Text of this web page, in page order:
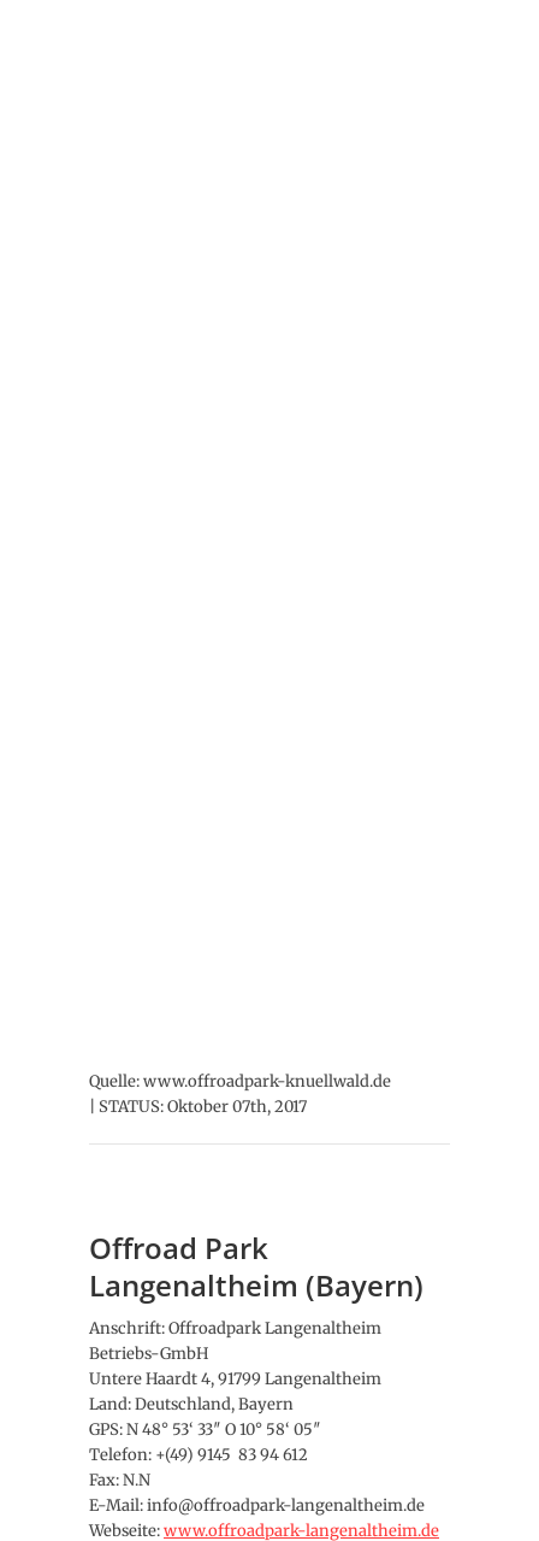
Quelle: www.offroadpark-knuellwald.de
| STATUS: Oktober 07th, 2017
Offroad Park
Langenaltheim (Bayern)
Anschrift: Offroadpark Langenaltheim
Betriebs-GmbH
Untere Haardt 4, 91799 Langenaltheim
Land: Deutschland, Bayern
GPS: N 48° 53‘ 33″ O 10° 58‘ 05″
Telefon: +(49) 9145 83 94 612
Fax: N.N
E-Mail: info@offroadpark-langenaltheim.de
Webseite:www.offroadpark-langenaltheim.de